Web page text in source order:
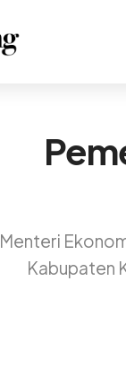
Menteri
Kabupaten